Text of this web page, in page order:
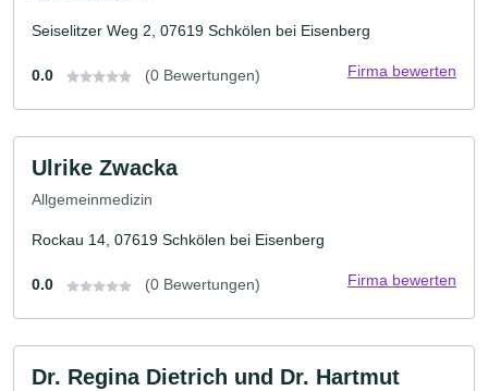
Seiselitzer Weg 2, 07619 Schkölen bei Eisenberg
0.0 (0 Bewertungen) Firma bewerten
Ulrike Zwacka
Allgemeinmedizin
Rockau 14, 07619 Schkölen bei Eisenberg
0.0 (0 Bewertungen) Firma bewerten
Dr. Regina Dietrich und Dr. Hartmut